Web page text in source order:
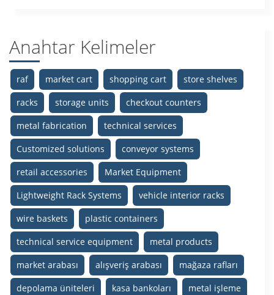
Anahtar Kelimeler
raf market cart shopping cart
store shelves
racks
storage units
checkout counters
metal fabrication
technical services
Customized solutions
conveyor systems
retail accessories
Market Equipment
Lightweight Rack Systems
vehicle interior racks
wire baskets
plastic containers
technical service equipment
metal products
market arabası
alışveriş arabası
mağaza rafları
depolama üniteleri
kasa bankoları
metal işleme